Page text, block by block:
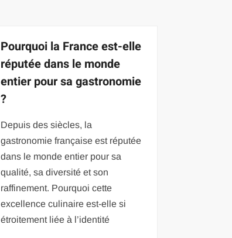
Pourquoi la France est-elle
réputée dans le monde
entier pour sa gastronomie
?
Depuis des siècles, la
gastronomie française est réputée
dans le monde entier pour sa
qualité, sa diversité et son
raffinement. Pourquoi cette
excellence culinaire est-elle si
étroitement liée à l’identité